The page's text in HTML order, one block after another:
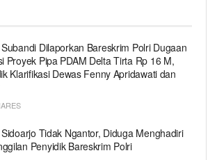
Dilaporkan Bareskrim Polri Dugaan
Proyek Pipa PDAM Delta Tirta Rp 16 M,
Klarifikasi Dewas Fenny Apridawati dan
Tidak Ngantor, Diduga Menghadiri
Penyidik Bareskrim Polri